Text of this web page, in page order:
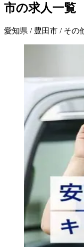
市の求人一覧
愛知県 / 豊田市 / その